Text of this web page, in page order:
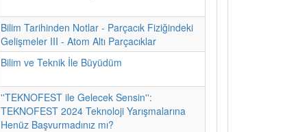
Bilim Tarihinden Notlar - Parçacık Fiziğindeki
Gelişmeler III - Atom Altı Parçacıklar
Bilim ve Teknik İle Büyüdüm
''TEKNOFEST ile Gelecek Sensin'':
TEKNOFEST 2024 Teknoloji Yarışmalarına
Henüz Başvurmadınız mı?